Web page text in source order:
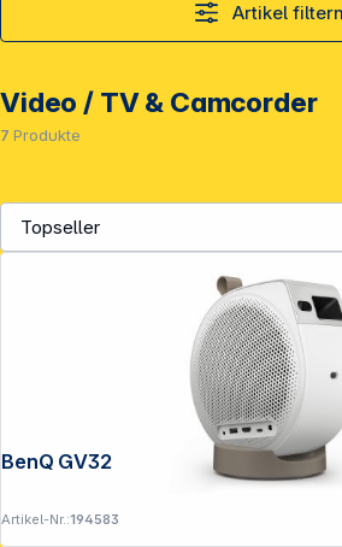
Artikel filtern
Video / TV & Camcorder
7 Produkte
BenQ GV32
Artikel-Nr.:194583